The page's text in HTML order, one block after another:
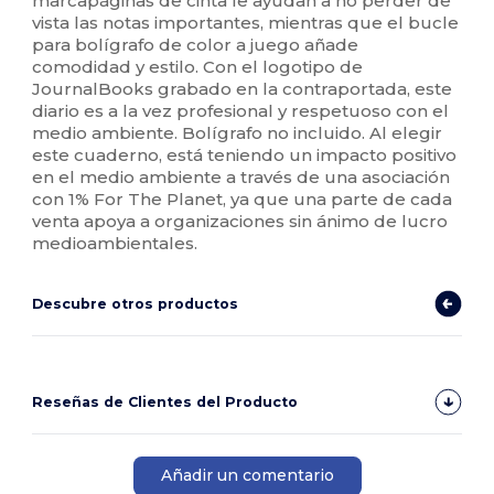
vista las notas importantes, mientras que el bucle
para bolígrafo de color a juego añade
comodidad y estilo. Con el logotipo de
JournalBooks grabado en la contraportada, este
diario es a la vez profesional y respetuoso con el
medio ambiente. Bolígrafo no incluido. Al elegir
este cuaderno, está teniendo un impacto positivo
en el medio ambiente a través de una asociación
con 1% For The Planet, ya que una parte de cada
venta apoya a organizaciones sin ánimo de lucro
medioambientales.
Descubre otros productos
Reseñas de Clientes del Producto
Añadir un comentario